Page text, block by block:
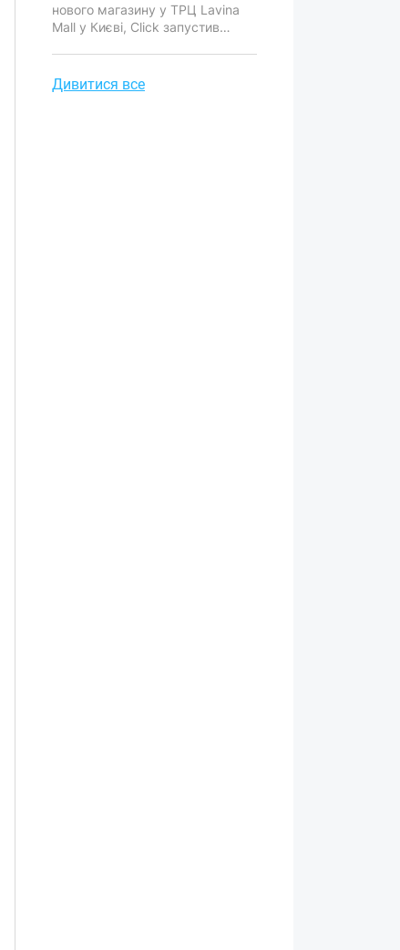
нового магазину у ТРЦ Lavina
Mall у Києві, Click запустив
Дивитися все